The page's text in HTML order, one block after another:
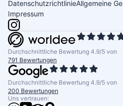
DatenschutzrichtlinieAllgemeine
Impressum
Durchschnittliche Bewertung 4.9/5 von
791 Bewertungen
Durchschnittliche Bewertung 4.9/5 von
200 Bewertungen
Uns vertrauen: